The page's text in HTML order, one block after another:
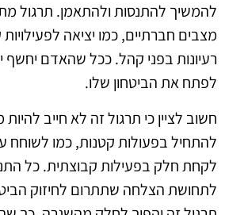
להמשיך להתנסות ולהתאמן. תרגול
מצבים חברתיים, כמו יציאה
רעיונות בפני קהל. ככל שהאדם יחשף
לפתח את הביטחון שלו.
חשוב לציין כי תרגול זה לא חייב
להתחיל בפעולות קטנות, כמו
לקחת חלק בפעילות קבוצתית. כל
לתחושת הצלחה שתתרום לחיזוק